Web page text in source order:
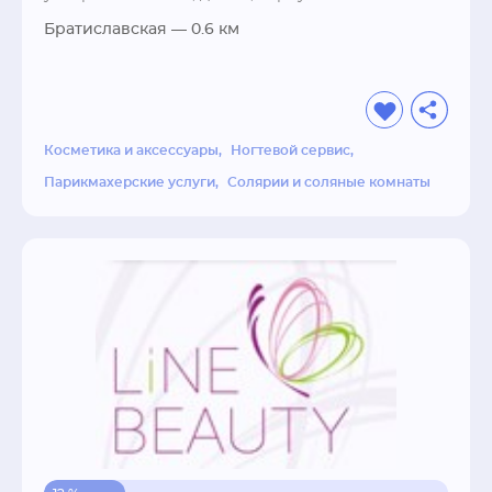
наш салон красоты, ведь мы действительно
знаем, как сделать Вас неотразимой.
Братиславская — 0.6 км
Косметика и аксессуары Ногтевой сервис
Парикмахерские услуги Солярии и соляные комнаты